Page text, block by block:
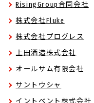
RisingGroup合同会社
株式会社Fluke
株式会社プログレス
上田酒造株式会社
オールサム有限会社
サントウシャ